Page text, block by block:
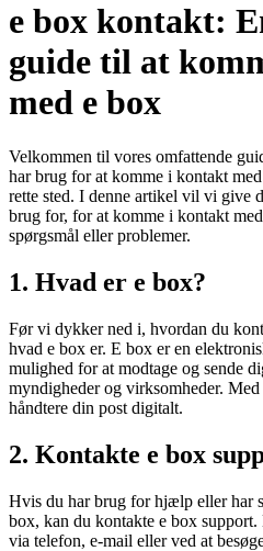
e box kontakt:
guide til at
med e box
Velkommen til vores omfattende
har brug for at komme i kontakt
rette sted. I denne artikel vil vi give
brug for, for at komme i kontakt
spørgsmål eller problemer.
1. Hvad er e box?
Før vi dykker ned i, hvordan du
hvad e box er. E box er en
mulighed for at modtage og sende
myndigheder og virksomheder.
håndtere din post digitalt.
2. Kontakte e box
Hvis du har brug for hjælp eller har
box, kan du kontakte e box
via telefon, e-mail eller ved at